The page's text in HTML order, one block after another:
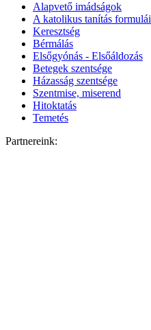
Alapvető imádságok
A katolikus tanítás formulái
Keresztség
Bérmálás
Elsőgyónás - Elsőáldozás
Betegek szentsége
Házasság szentsége
Szentmise, miserend
Hitoktatás
Temetés
Partnereink: